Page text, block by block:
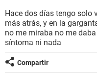
SEXUALIDAD
Hace dos días tengo solo
más atrás, y en la
no me miraba no me
síntoma ni nada
Compartir